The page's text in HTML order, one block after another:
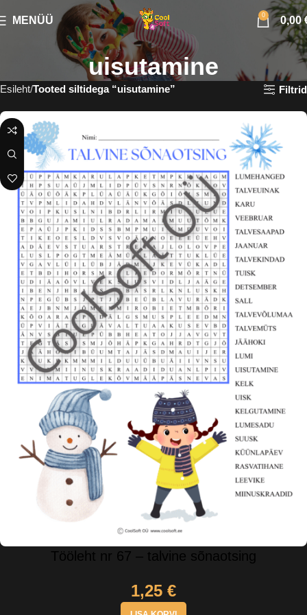
MENÜÜ 0 0,00
uisutamine
Esileht Tooted siltidega “uisutamine” Filtrid
Tööleht nr 67 – talvine sõnaotsing
1,25 €